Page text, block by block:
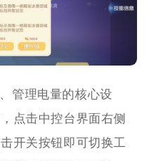
管理电量的核心设
点击中控台界面右侧
开关按钮即可切换工